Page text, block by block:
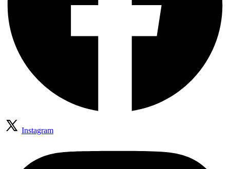
Instagram